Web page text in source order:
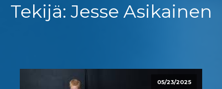
Tekijä:Jesse Asikainen
05/23/2025